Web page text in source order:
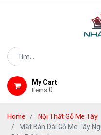
My Cart
Items 0
Home Nội Thất Gỗ Me Tây
Mặt Bàn Dài Gỗ Me Tây